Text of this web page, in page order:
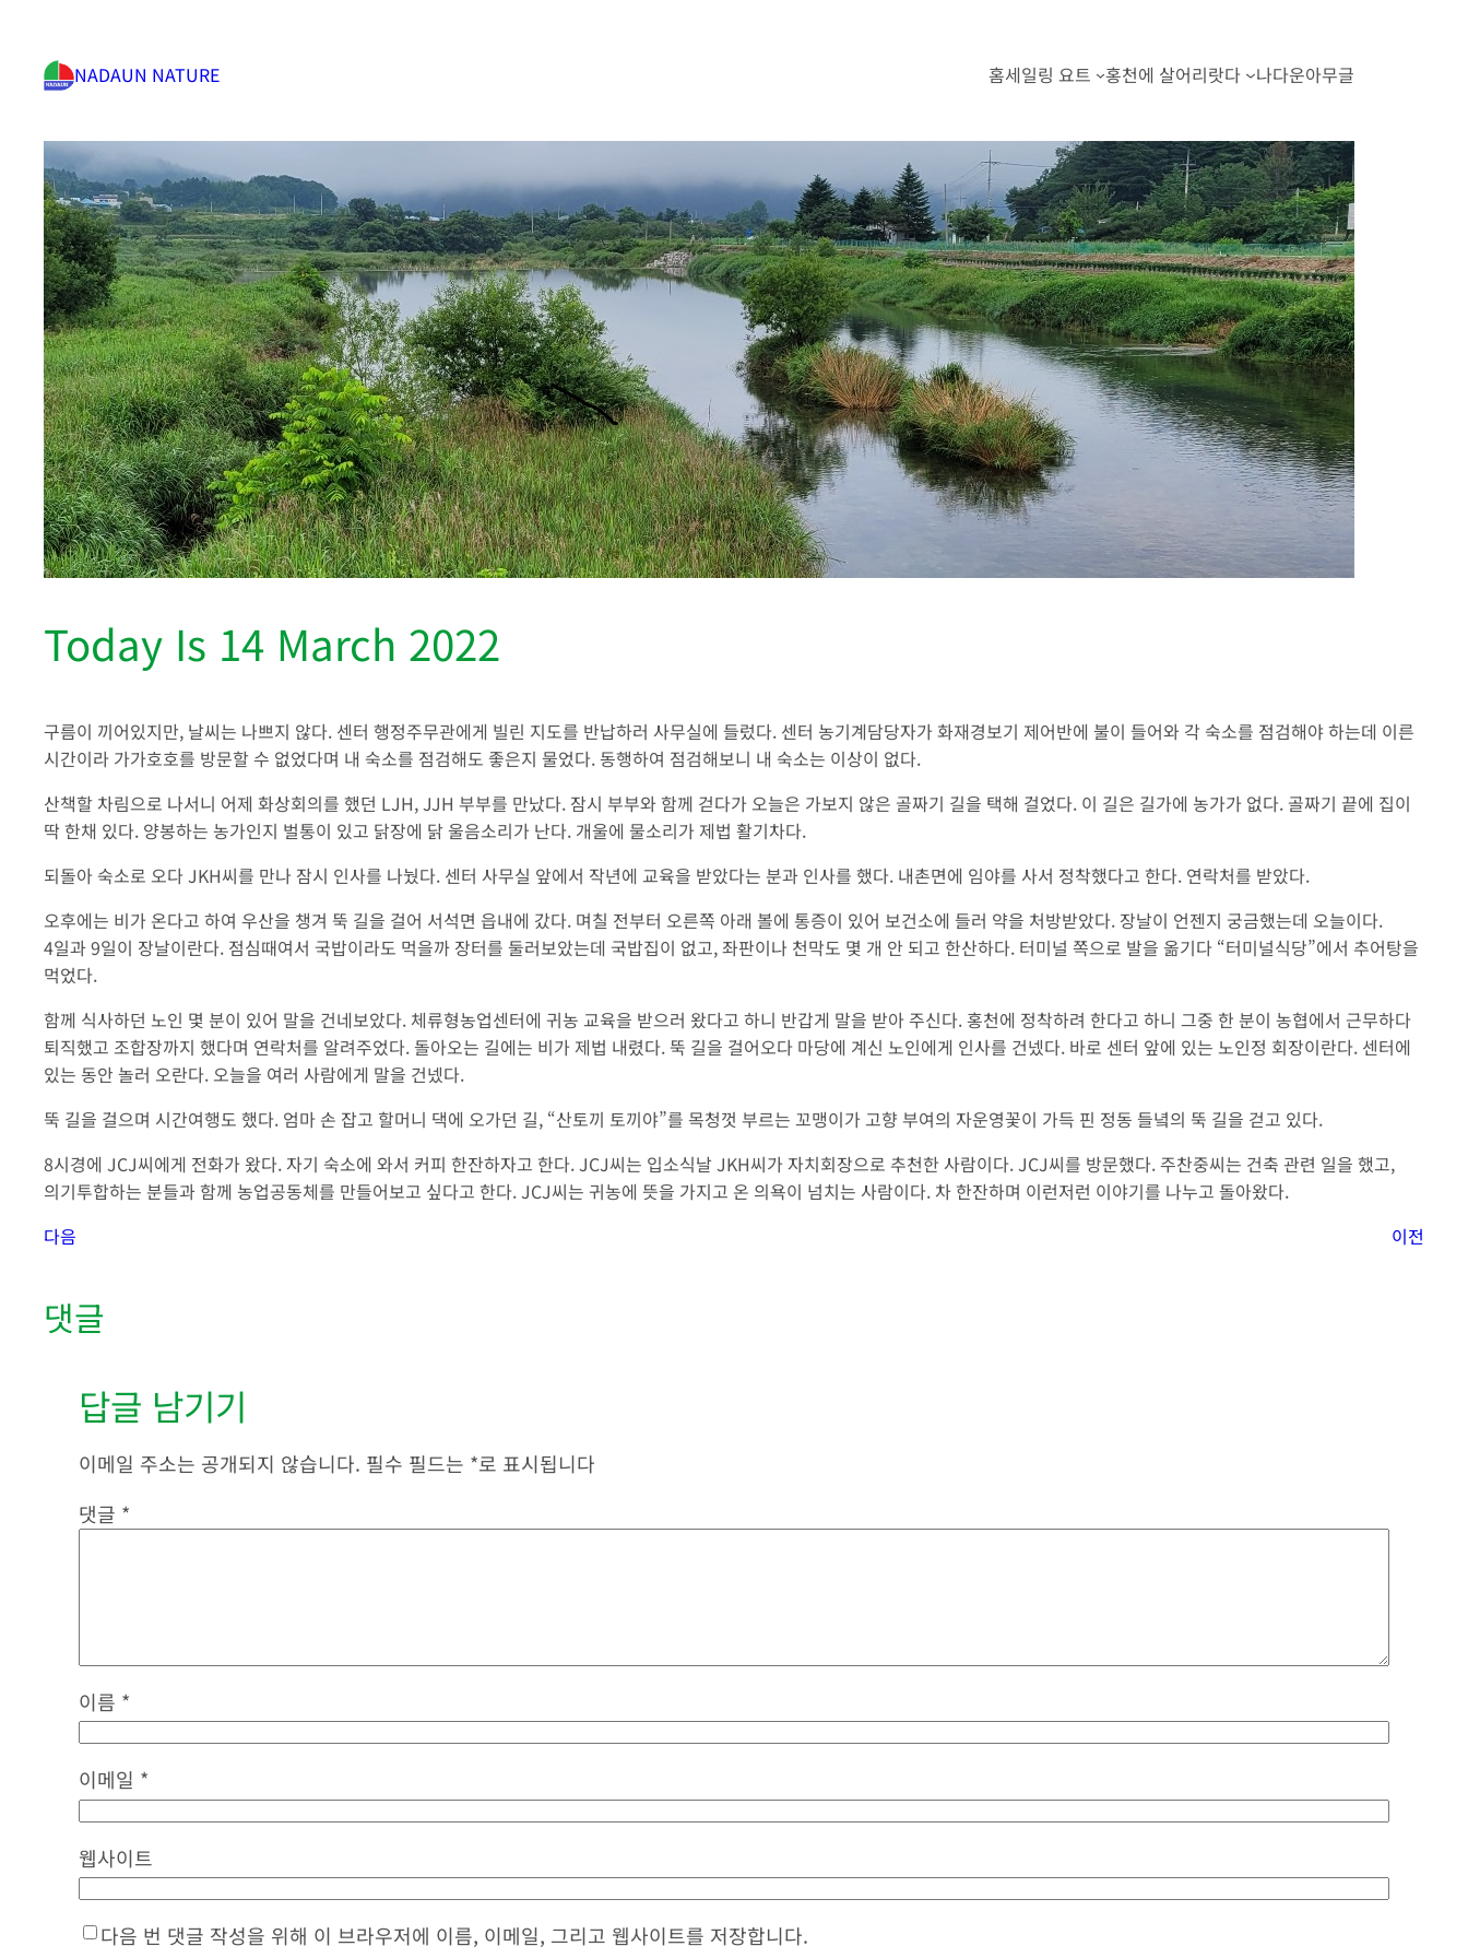
NADAUN NATURE 홈세일링 요트 홍천에 살어리랏다 나다운아무글
Today Is 14 March 2022
구름이 끼어있지만, 날씨는 나쁘지 않다. 센터 행정주무관에게 빌린 지도를 반납하러 사무실에 들렀다. 센터 농기계담당자가 화재경보기 제어반에 불이 들어와 각 숙소를 점검해야 하는데 이른
시간이라 가가호호를 방문할 수 없었다며 내 숙소를 점검해도 좋은지 물었다. 동행하여 점검해보니 내 숙소는 이상이 없다.
산책할 차림으로 나서니 어제 화상회의를 했던 LJH, JJH 부부를 만났다. 잠시 부부와 함께 걷다가 오늘은 가보지 않은 골짜기 길을 택해 걸었다. 이 길은 길가에 농가가 없다. 골짜기 끝에 집이
딱 한채 있다. 양봉하는 농가인지 벌통이 있고 닭장에 닭 울음소리가 난다. 개울에 물소리가 제법 활기차다.
되돌아 숙소로 오다 JKH씨를 만나 잠시 인사를 나눴다. 센터 사무실 앞에서 작년에 교육을 받았다는 분과 인사를 했다. 내촌면에 임야를 사서 정착했다고 한다. 연락처를 받았다.
오후에는 비가 온다고 하여 우산을 챙겨 뚝 길을 걸어 서석면 읍내에 갔다. 며칠 전부터 오른쪽 아래 볼에 통증이 있어 보건소에 들러 약을 처방받았다. 장날이 언젠지 궁금했는데 오늘이다.
4일과 9일이 장날이란다. 점심때여서 국밥이라도 먹을까 장터를 둘러보았는데 국밥집이 없고, 좌판이나 천막도 몇 개 안 되고 한산하다. 터미널 쪽으로 발을 옮기다 “터미널식당”에서 추어탕을
먹었다.
함께 식사하던 노인 몇 분이 있어 말을 건네보았다. 체류형농업센터에 귀농 교육을 받으러 왔다고 하니 반갑게 말을 받아 주신다. 홍천에 정착하려 한다고 하니 그중 한 분이 농협에서 근무하다
퇴직했고 조합장까지 했다며 연락처를 알려주었다. 돌아오는 길에는 비가 제법 내렸다. 뚝 길을 걸어오다 마당에 계신 노인에게 인사를 건넸다. 바로 센터 앞에 있는 노인정 회장이란다. 센터에
있는 동안 놀러 오란다. 오늘을 여러 사람에게 말을 건넸다.
뚝 길을 걸으며 시간여행도 했다. 엄마 손 잡고 할머니 댁에 오가던 길, “산토끼 토끼야”를 목청껏 부르는 꼬맹이가 고향 부여의 자운영꽃이 가득 핀 정동 들녘의 뚝 길을 걷고 있다.
8시경에 JCJ씨에게 전화가 왔다. 자기 숙소에 와서 커피 한잔하자고 한다. JCJ씨는 입소식날 JKH씨가 자치회장으로 추천한 사람이다. JCJ씨를 방문했다. 주찬중씨는 건축 관련 일을 했고,
의기투합하는 분들과 함께 농업공동체를 만들어보고 싶다고 한다. JCJ씨는 귀농에 뜻을 가지고 온 의욕이 넘치는 사람이다. 차 한잔하며 이런저런 이야기를 나누고 돌아왔다.
다음
이전
댓글
답글 남기기
이메일 주소는 공개되지 않습니다. 필수 필드는 *로 표시됩니다
댓글 *
이름 *
이메일 *
웹사이트
다음 번 댓글 작성을 위해 이 브라우저에 이름, 이메일, 그리고 웹사이트를 저장합니다.